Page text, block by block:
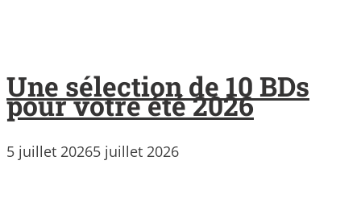
Une sélection de 10 BDs
pour votre été 2026
5 juillet 20265 juillet 2026